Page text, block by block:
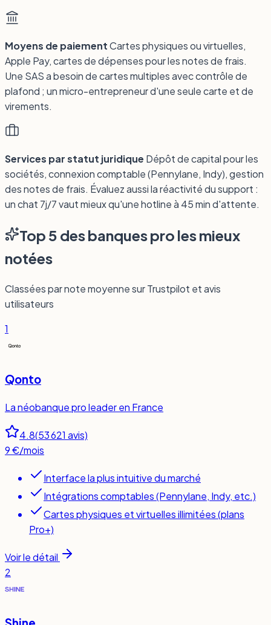
Moyens de paiementCartes physiques ou virtuelles,
Apple Pay, cartes de dépenses pour les notes de frais.
Une SAS a besoin de cartes multiples avec contrôle de
plafond ; un micro-entrepreneur d'une seule carte et de
virements.
Services par statut juridique Dépôt de capital pour les
sociétés, connexion comptable (Pennylane, Indy), gestion
des notes de frais. Évaluez aussi la réactivité du support :
un chat 7j/7 vaut mieux qu'une hotline à 45 min d'attente.
Top 5 des banques pro les mieux
notées
Classées par note moyenne sur Trustpilot et avis
utilisateurs
1
Qonto
La néobanque pro leader en France
4.8(53 621 avis)
9 €/mois
Interface la plus intuitive du marché
Intégrations comptables (Pennylane, Indy, etc.)
Cartes physiques et virtuelles illimitées (plans
Pro+)
Voir le détail
2